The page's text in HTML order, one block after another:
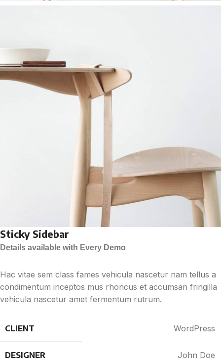
Sticky Sidebar
Details available with Every Demo
Hac vitae sem class fames vehicula nascetur nam tellus a
condimentum inceptos mus rhoncus et accumsan fringilla
vehicula nascetur amet fermentum rutrum.
CLIENT WordPress
DESIGNER John Doe